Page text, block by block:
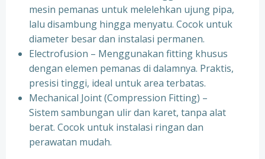
mesin pemanas untuk melelehkan ujung pipa,
lalu disambung hingga menyatu. Cocok untuk
diameter besar dan instalasi permanen.
Electrofusion – Menggunakan fitting khusus
dengan elemen pemanas di dalamnya. Praktis,
presisi tinggi, ideal untuk area terbatas.
Mechanical Joint (Compression Fitting) –
Sistem sambungan ulir dan karet, tanpa alat
berat. Cocok untuk instalasi ringan dan
perawatan mudah.